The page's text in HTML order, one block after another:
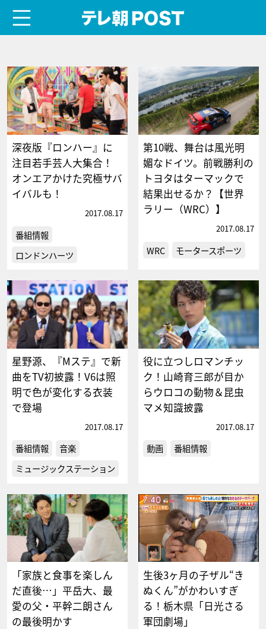
深夜版『ロンハー』に
注目若手芸人大集合！
オンエアかけた究極サバ
イバルも！
2017.08.17
番組情報
ロンドンハーツ
第10戦、舞台は風光明
媚なドイツ。前戦勝利の
トヨタはターマックで
結果出せるか？【世界
ラリー（WRC）】
2017.08.17
WRC モータースポーツ
星野源、『Mステ』で新
曲をTV初披露！V6は照
明で色が変化する衣装
で登場
2017.08.17
番組情報
音楽
ミュージックステーション
役に立つしロマンチッ
ク！山崎育三郎が目か
らウロコの動物＆昆虫
マメ知識披露
2017.08.17
動画 番組情報
「家族と食事を楽しん
だ直後…」平岳大、最
愛の父・平幹二朗さん
の最後明かす
生後3ヶ月の子ザル“き
ぬくん”がかわいすぎ
る！栃木県「日光さる
軍団劇場」